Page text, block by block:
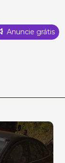
Anuncie grátis